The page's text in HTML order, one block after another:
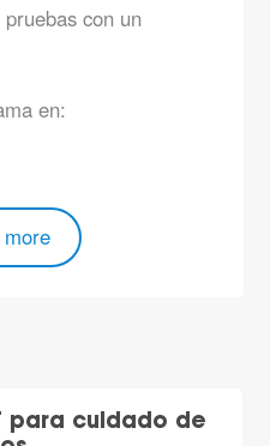
con un
en:
para cuidado de